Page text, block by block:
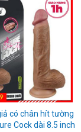
có chân hít tường
Cock dài 8.5 inch